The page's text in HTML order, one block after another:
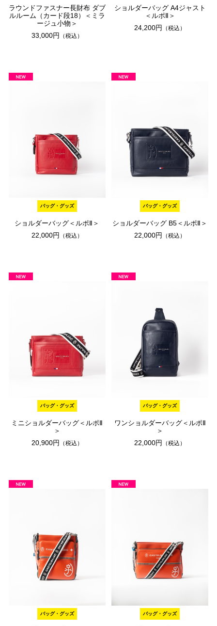
ラウンドファスナー長財布 ダブ
ルルーム（カード段18）＜ミラ
ージュ小物＞
33,000円
（税込）
ショルダーバッグ A4ジャスト
＜ルポⅡ＞
24,200円
（税込）
バッグ・グッズ
ショルダーバッグ＜ルポⅡ＞
22,000円
（税込）
バッグ・グッズ
ショルダーバッグ B5＜ルポⅡ＞
22,000円
（税込）
バッグ・グッズ
ミニショルダーバッグ＜ルポⅡ
＞
20,900円
（税込）
バッグ・グッズ
ワンショルダーバッグ＜ルポⅡ
＞
22,000円
（税込）
バッグ・グッズ バッグ・グッズ